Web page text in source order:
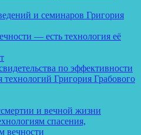
и семинаров Григория
— есть технология её
по эффективности
технологий Григория Грабового
и вечной жизни
спасения,
вечности